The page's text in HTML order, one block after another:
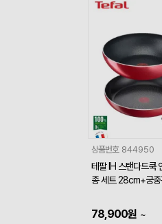
상품번호 844950
테팔 IH 스탠다드쿡
종 세트 28cm+궁
78,900원 ~